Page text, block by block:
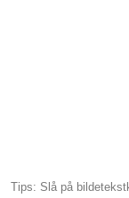
Tips: Slå på